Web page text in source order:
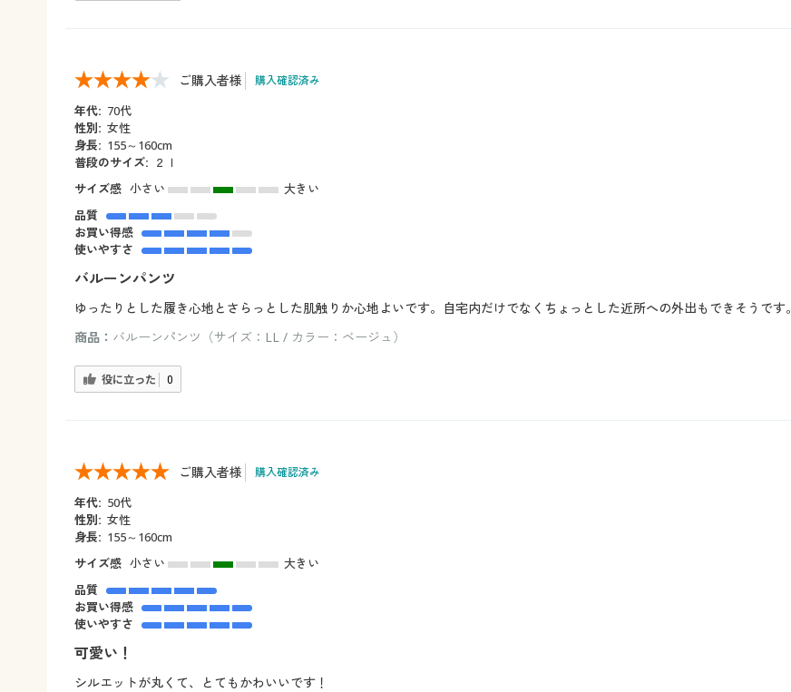
ご購入者様 購入確認済み
年代: 70代
性別: 女性
身長: 155～160cm
普段のサイズ: ２ｌ
サイズ感 小さい
大きい
品質
お買い得感
使いやすさ
バルーンパンツ
ゆったりとした履き心地とさらっとした肌触りか心地よいです。自宅内だけでなくちょっとした近所への外出もできそうです。
商品： バルーンパンツ（サイズ：LL / カラー：ベージュ）
役に立った 0
ご購入者様 購入確認済み
年代: 50代
性別: 女性
身長: 155～160cm
サイズ感 小さい
大きい
品質
お買い得感
使いやすさ
可愛い！
シルエットが丸くて、とてもかわいいです！